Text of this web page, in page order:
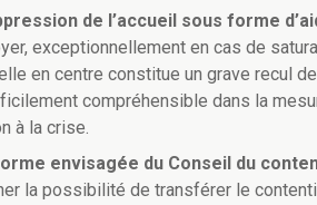
de l’accueil sous forme
exceptionnellement en cas de
en centre constitue un grave recul
compréhensible dans la
à la crise.
envisagée du Conseil du
la possibilité de transférer le